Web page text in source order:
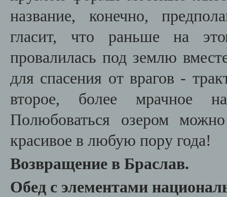
название, конечно,
гласит, что раньше на
провалилась под землю
для спасения от врагов -
второе, более мрачное
Полюбоваться озером
красивое в любую пору года!
Возвращение в Браслав.
Обед с элементами